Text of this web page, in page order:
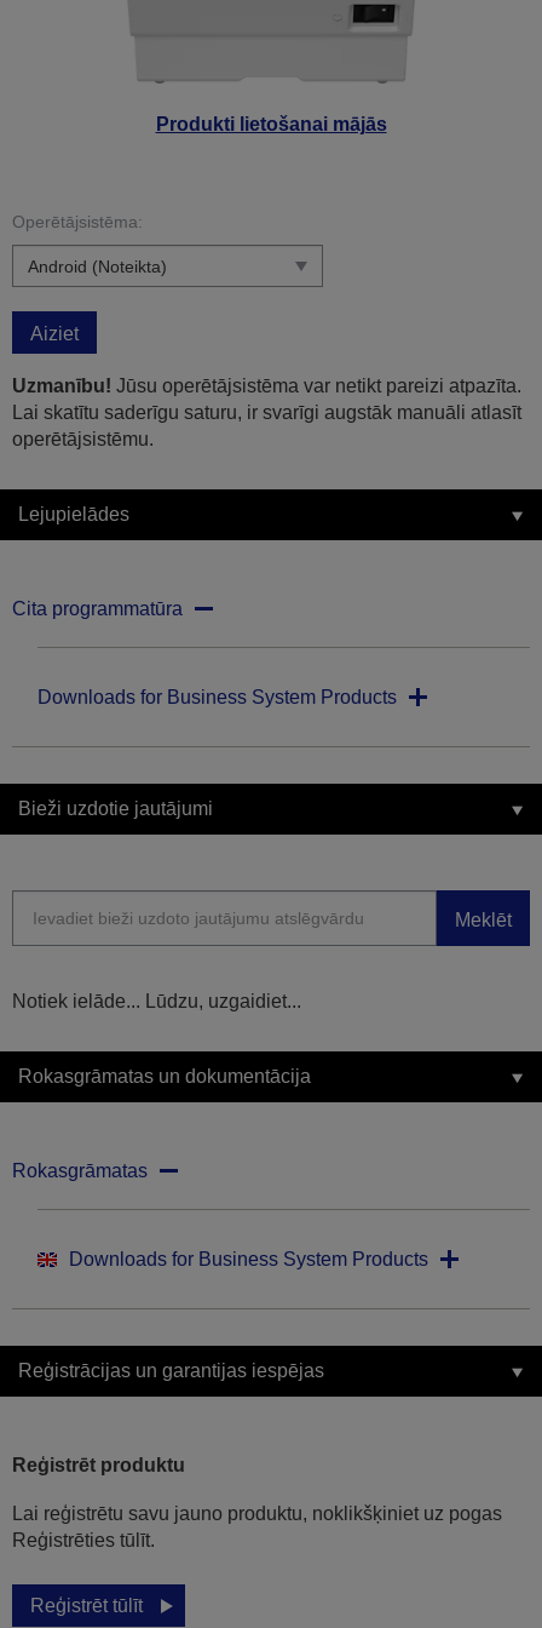
Produkti lietošanai mājās
Operētājsistēma:
Aiziet
Uzmanību! Jūsu operētājsistēma var netikt pareizi atpazīta.
Lai skatītu saderīgu saturu, ir svarīgi augstāk manuāli atlasīt
operētājsistēmu.
Lejupielādes
Cita programmatūra
Downloads for Business System Products
Bieži uzdotie jautājumi
Meklēt
Notiek ielāde... Lūdzu, uzgaidiet...
Rokasgrāmatas un dokumentācija
Rokasgrāmatas
Downloads for Business System Products
Reģistrācijas un garantijas iespējas
Reģistrēt produktu
Lai reģistrētu savu jauno produktu, noklikšķiniet uz pogas
Reģistrēties tūlīt.
Reģistrēt tūlīt